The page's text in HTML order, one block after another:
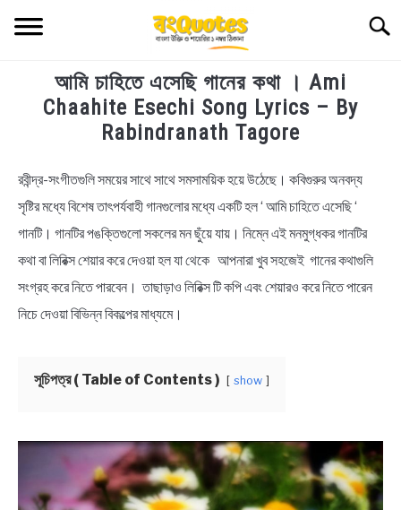
TECHNOLOGY
HEALTH & LIFESTYLE
BIOGRAPHY
EDUCATIONAL
BENGALI WISHES
NEWS
BENGALI LYRICS
BENGALI NAMES
আমি চাহিতে এসেছি গানের কথা । Ami
Chaahite Esechi Song Lyrics – By
Rabindranath Tagore
in
Bengali
Lyrics
রবীন্দ্র-সংগীতগুলি সময়ের সাথে সাথে সমসাময়িক হয়ে উঠেছে। কবিগুরুর অনবদ্য
সৃষ্টির মধ্যে বিশেষ তাৎপর্যবাহী গানগুলোর মধ্যে একটি হল ‘ আমি চাহিতে এসেছি ‘
গানটি। গানটির পঙক্তিগুলো সকলের মন ছুঁয়ে যায়। নিম্নে এই মনমুগ্ধকর গানটির
কথা বা লিরিক্স শেয়ার করে দেওয়া হল যা থেকে আপনারা খুব সহজেই গানের কথাগুলি
সংগ্রহ করে নিতে পারবেন। তাছাড়াও লিরিক্স টি কপি এবং শেয়ারও করে নিতে পারেন
নিচে দেওয়া বিভিন্ন বিকল্পের মাধ্যমে।
সূচিপত্র ( Table of Contents ) show